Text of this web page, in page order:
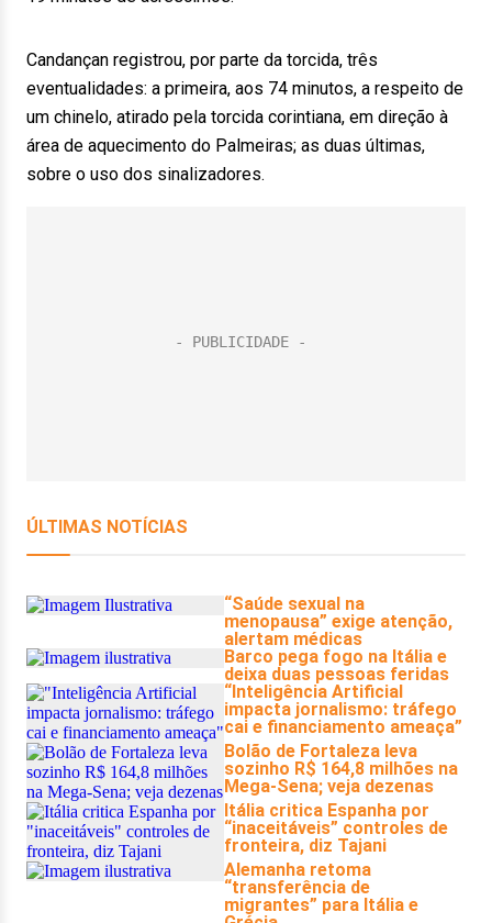
Candançan registrou, por parte da torcida, três
eventualidades: a primeira, aos 74 minutos, a respeito de
um chinelo, atirado pela torcida corintiana, em direção à
área de aquecimento do Palmeiras; as duas últimas,
sobre o uso dos sinalizadores.